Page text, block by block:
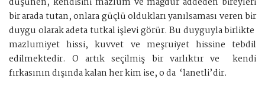
bir arada tutan, onlara güçlü oldukları yanılsaması veren bir
duygu olarak adeta tutkal işlevi görür. Bu duyguyla birlikte
mazlumiyet hissi, kuvvet ve meşruiyet hissine tebdil
edilmektedir. O artık seçilmiş bir varlıktır ve kendi
fırkasının dışında kalan her kim ise, o da ‘lanetli’dir.